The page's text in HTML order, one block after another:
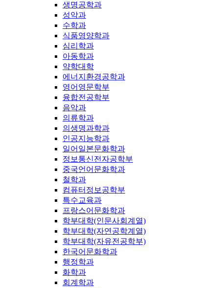
생명공학과
성악과
수학과
식품영양학과
심리학과
아동학과
약학대학
에너지환경공학과
영어영문학부
융합전공학부
음악과
의류학과
의생명과학과
인공지능학과
일어일본문화학과
정보통신전자공학부
중국언어문화학과
철학과
컴퓨터정보공학부
특수교육과
프랑스어문화학과
학부대학(인문사회계열)
학부대학(자연공학계열)
학부대학(자유전공학부)
한국어문화학과
행정학과
화학과
회계학과